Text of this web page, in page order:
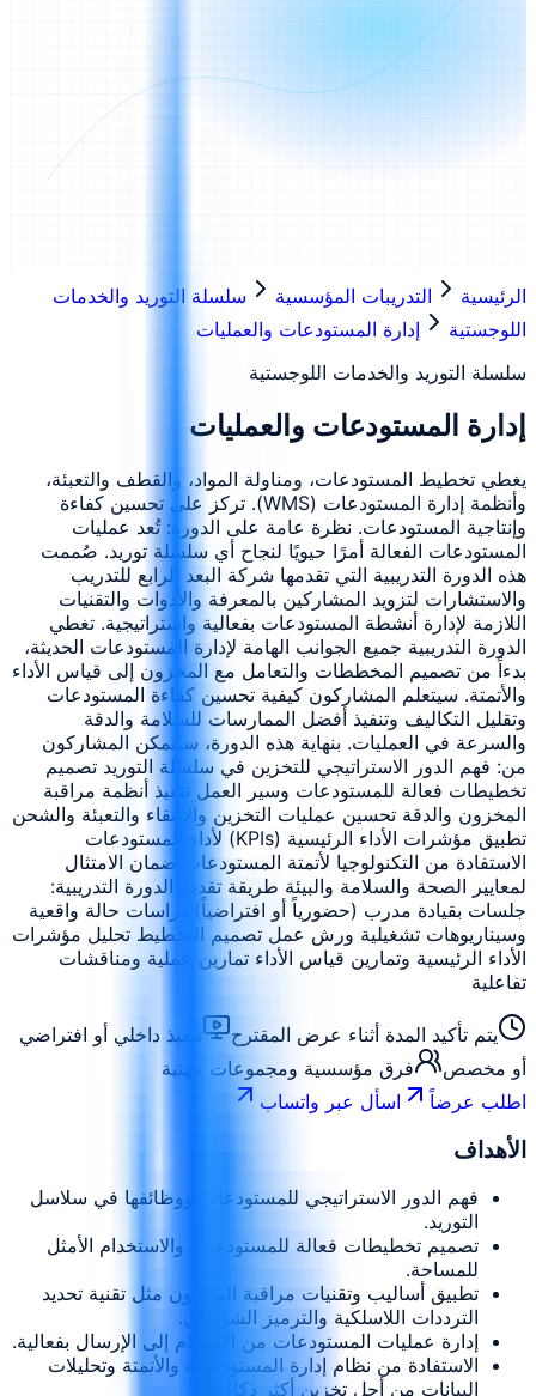
الرئيسية التدريبات المؤسسية
سلسلة التوريد والخدمات
اللوجستية
إدارة المستودعات والعمليات
سلسلة التوريد والخدمات اللوجستية
إدارة المستودعات والعمليات
يغطي تخطيط المستودعات، ومناولة المواد، والقطف والتعبئة،
وأنظمة إدارة المستودعات (WMS). تركز على تحسين كفاءة
وإنتاجية المستودعات. نظرة عامة على الدورة: تُعد عمليات
المستودعات الفعالة أمرًا حيويًا لنجاح أي سلسلة توريد. صُممت
هذه الدورة التدريبية التي تقدمها شركة البعد الرابع للتدريب
والاستشارات لتزويد المشاركين بالمعرفة والأدوات والتقنيات
اللازمة لإدارة أنشطة المستودعات بفعالية واستراتيجية. تغطي
الدورة التدريبية جميع الجوانب الهامة لإدارة المستودعات الحديثة،
بدءاً من تصميم المخططات والتعامل مع المخزون إلى قياس الأداء
والأتمتة. سيتعلم المشاركون كيفية تحسين كفاءة المستودعات
وتقليل التكاليف وتنفيذ أفضل الممارسات للسلامة والدقة
والسرعة في العمليات. بنهاية هذه الدورة، سيتمكن المشاركون
من: فهم الدور الاستراتيجي للتخزين في سلسلة التوريد تصميم
تخطيطات فعالة للمستودعات وسير العمل تنفيذ أنظمة مراقبة
المخزون والدقة تحسين عمليات التخزين والانتقاء والتعبئة والشحن
تطبيق مؤشرات الأداء الرئيسية (KPIs) لأداء المستودعات
الاستفادة من التكنولوجيا لأتمتة المستودعات ضمان الامتثال
لمعايير الصحة والسلامة والبيئة طريقة تقديم الدورة التدريبية:
جلسات بقيادة مدرب (حضورياً أو افتراضياً) دراسات حالة واقعية
وسيناريوهات تشغيلية ورش عمل تصميم التخطيط تحليل مؤشرات
الأداء الرئيسية وتمارين قياس الأداء تمارين عملية ومناقشات
تفاعلية
يتم تأكيد المدة أثناء عرض المقترح
تنفيذ داخلي أو افتراضي
أو مخصص
فرق مؤسسية ومجموعات مهنية
اطلب عرضاً
اسأل عبر واتساب
الأهداف
فهم الدور الاستراتيجي للمستودعات ووظائفها في سلاسل
التوريد.
تصميم تخطيطات فعالة للمستودعات والاستخدام الأمثل
للمساحة.
تطبيق أساليب وتقنيات مراقبة المخزون مثل تقنية تحديد
الترددات اللاسلكية والترميز الشريطي.
إدارة عمليات المستودعات من الاستلام إلى الإرسال بفعالية.
الاستفادة من نظام إدارة المستودعات والأتمتة وتحليلات
البيانات من أجل تخزين أكثر ذكاءً.